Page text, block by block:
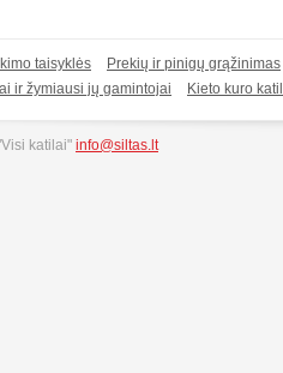
taisyklės
Prekių ir pinigų grąžinimas
ir žymiausi jų gamintojai Kieto kuro
katilai" info@siltas.lt